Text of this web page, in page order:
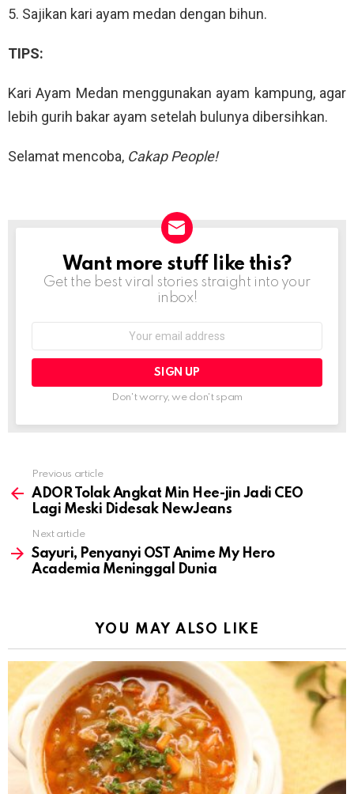
5. Sajikan kari ayam medan dengan bihun.
TIPS:
Kari Ayam Medan menggunakan ayam kampung, agar
lebih gurih bakar ayam setelah bulunya dibersihkan.
Selamat mencoba, Cakap People!
NEWSLETTER
Want more stuff like this?
Get the best viral stories straight into your
inbox!
Don't worry, we don't spam
more
Previous article
ADOR Tolak Angkat Min Hee-jin Jadi CEO
Lagi Meski Didesak NewJeans
Next article
Sayuri, Penyanyi OST Anime My Hero
Academia Meninggal Dunia
YOU MAY ALSO LIKE